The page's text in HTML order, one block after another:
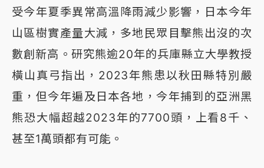
受今年夏季異常高溫降雨減少影響，日本今年
山區樹實產量大減，多地民眾目擊熊出沒的次
數創新高。研究熊逾20年的兵庫縣立大學教授
橫山真弓指出，2023年熊患以秋田縣特別嚴
重，但今年遍及日本各地，今年捕到的亞洲黑
熊恐大幅超越2023年的7700頭，上看8千、
甚至1萬頭都有可能。